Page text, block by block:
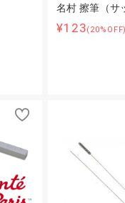
名村 擦筆（サ
¥123